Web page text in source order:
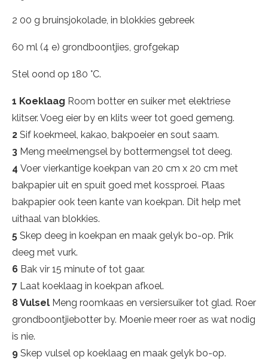
2 00 g bruinsjokolade, in blokkies gebreek
60 ml (4 e) grondboontjies, grofgekap
Stel oond op 180 °C.
1 Koeklaag Room botter en suiker met elektriese
klitser. Voeg eier by en klits weer tot goed gemeng.
2 Sif koekmeel, kakao, bakpoeier en sout saam.
3 Meng meelmengsel by bottermengsel tot deeg.
4 Voer vierkantige koekpan van 20 cm x 20 cm met
bakpapier uit en spuit goed met kossproei. Plaas
bakpapier ook teen kante van koekpan. Dit help met
uithaal van blokkies.
5 Skep deeg in koekpan en maak gelyk bo-op. Prik
deeg met vurk.
6 Bak vir 15 minute of tot gaar.
7 Laat koeklaag in koekpan afkoel.
8 Vulsel Meng roomkaas en versiersuiker tot glad. Roer
grondboontjiebotter by. Moenie meer roer as wat nodig
is nie.
9 Skep vulsel op koeklaag en maak gelyk bo-op.